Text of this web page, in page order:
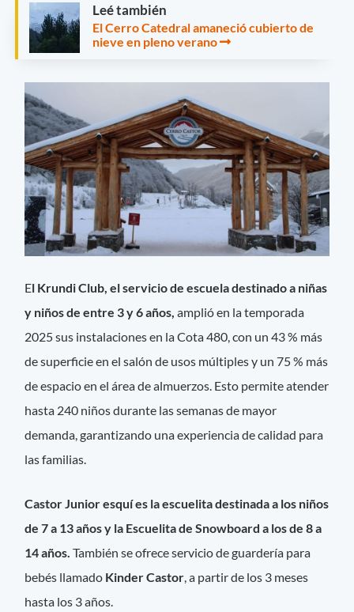
Leé también
El Cerro Catedral amaneció cubierto de
nieve en pleno verano
El Krundi Club, el servicio de escuela destinado a niñas
y niños de entre 3 y 6 años,amplió en la temporada
2025 sus instalaciones en la Cota 480, con un 43 % más
de superficie en el salón de usos múltiples y un 75 % más
de espacio en el área de almuerzos. Esto permite atender
hasta 240 niños durante las semanas de mayor
demanda, garantizando una experiencia de calidad para
las familias.
Castor Junior esquí es la escuelita destinada a los niños
de 7 a 13 años y la Escuelita de Snowboard a los de 8 a
14 años. También se ofrece servicio de guardería para
bebés llamado Kinder Castor , a partir de los 3 meses
hasta los 3 años.